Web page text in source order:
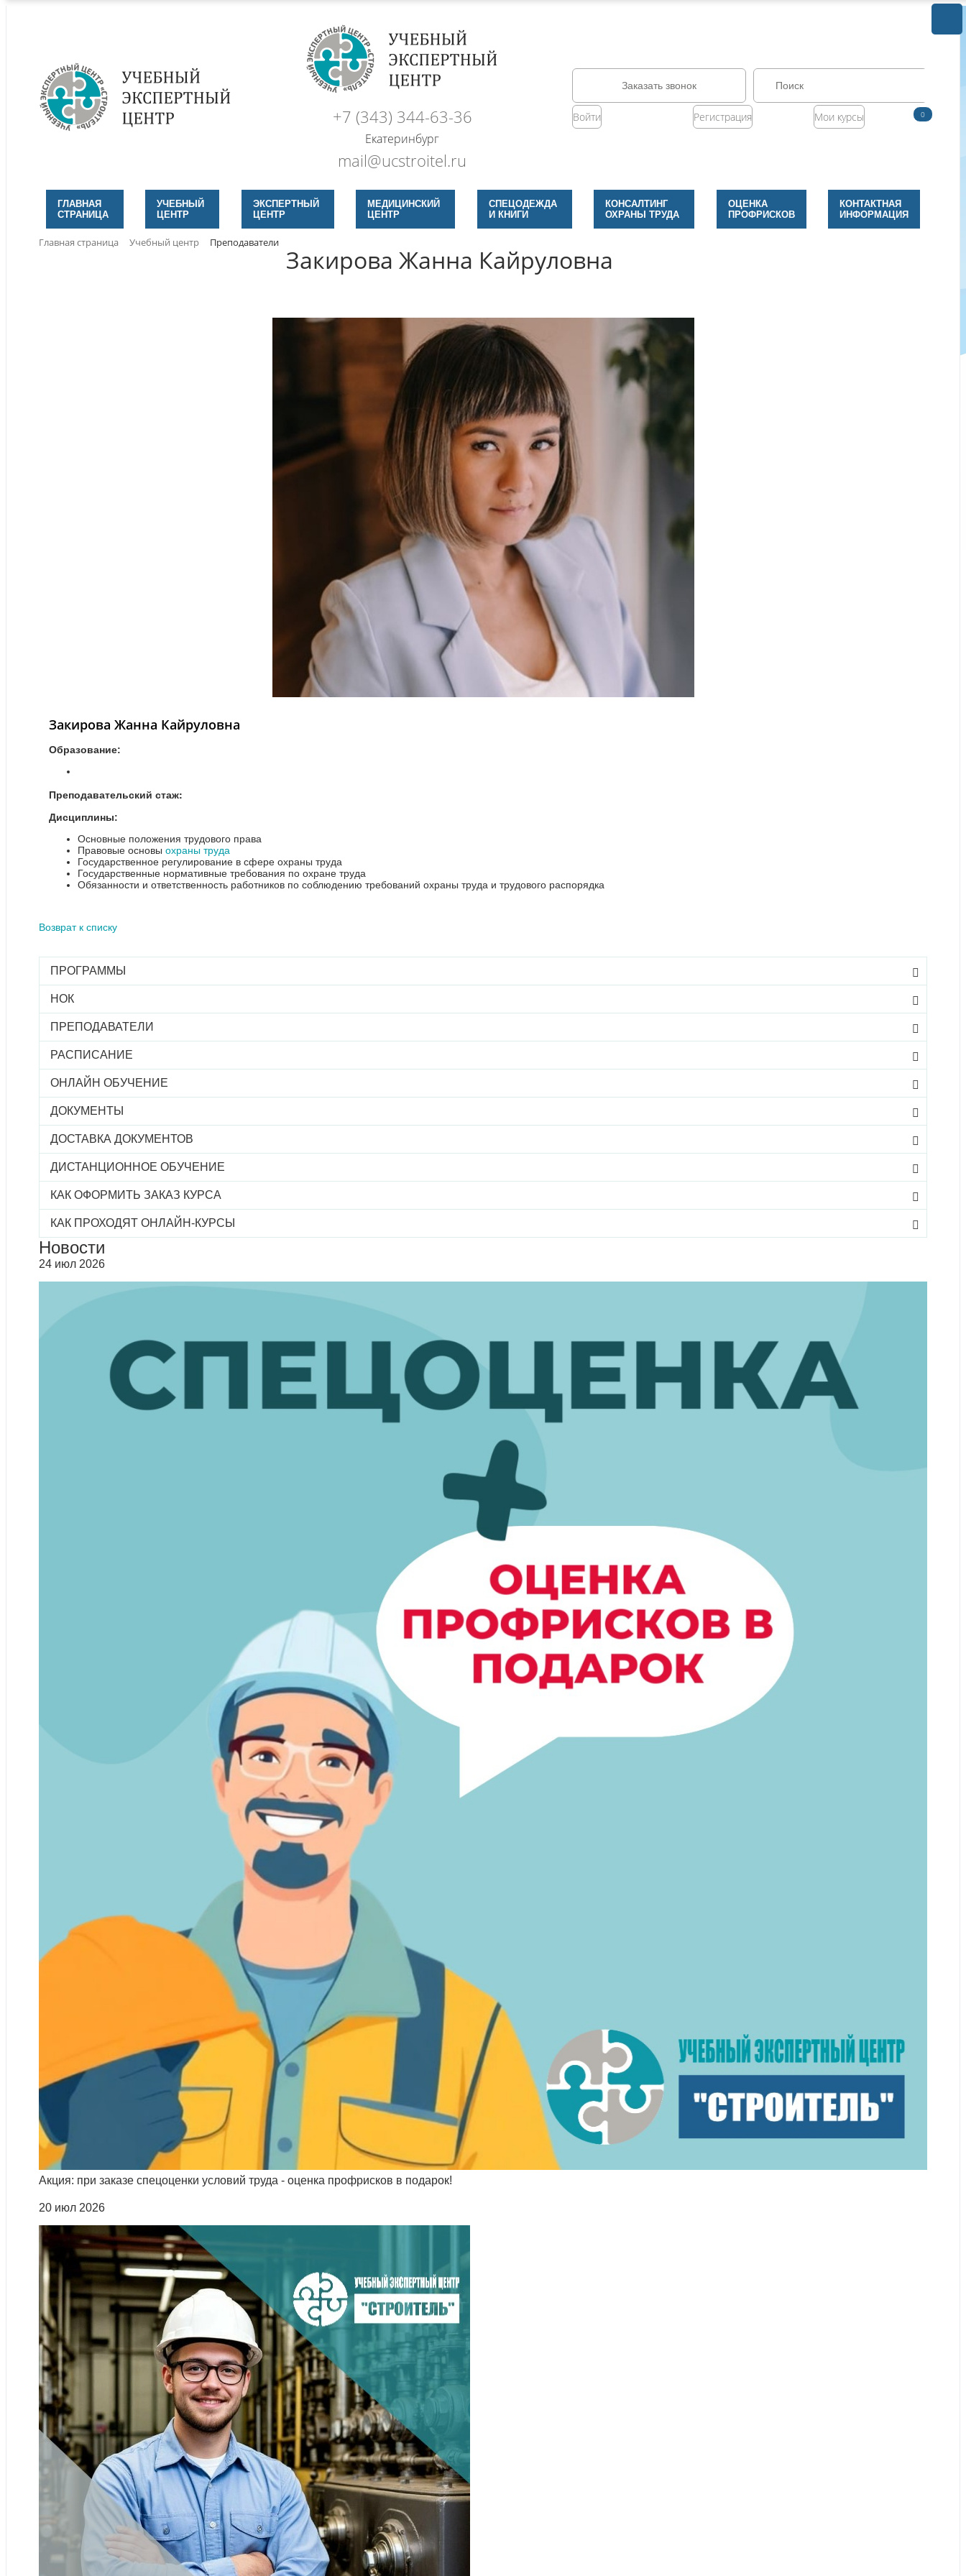
+7 (343) 344-63-36
Екатеринбург
mail@ucstroitel.ru
Заказать звонок
Войти Регистрация Мои курсы 0
ГЛАВНАЯ
СТРАНИЦА
УЧЕБНЫЙ
ЦЕНТР
ЭКСПЕРТНЫЙ
ЦЕНТР
МЕДИЦИНСКИЙ
ЦЕНТР
СПЕЦОДЕЖДА
И КНИГИ
КОНСАЛТИНГ
ОХРАНЫ ТРУДА
ОЦЕНКА
ПРОФРИСКОВ
КОНТАКТНАЯ
ИНФОРМАЦИЯ
Главная страница Учебный центр Преподаватели
Закирова Жанна Кайруловна
Закирова Жанна Кайруловна
Образование:
Преподавательский стаж:
Дисциплины:
Основные положения трудового права
Правовые основы охраны труда
Государственное регулирование в сфере охраны труда
Государственные нормативные требования по охране труда
Обязанности и ответственность работников по соблюдению требований охраны труда и трудового распорядка
Возврат к списку
ПРОГРАММЫ
НОК
ПРЕПОДАВАТЕЛИ
РАСПИСАНИЕ
ОНЛАЙН ОБУЧЕНИЕ
ДОКУМЕНТЫ
ДОСТАВКА ДОКУМЕНТОВ
ДИСТАНЦИОННОЕ ОБУЧЕНИЕ
КАК ОФОРМИТЬ ЗАКАЗ КУРСА
КАК ПРОХОДЯТ ОНЛАЙН-КУРСЫ
Новости
24 июл 2026
Акция: при заказе спецоценки условий труда - оценка профрисков в подарок!
20 июл 2026